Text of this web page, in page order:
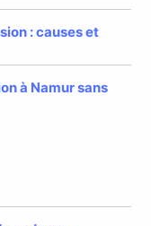
: causes et
à Namur sans